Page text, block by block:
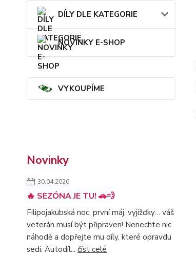
DÍLY DLE KATEGORIE
NOVINKY E-SHOP
VYKOUPÍME
Novinky
30.04.2026
🔥 SEZÓNA JE TU! 🚗💨
Filipojakubská noc, první máj, vyjížďky… váš
veterán musí být připraven! Nenechte nic
náhodě a dopřejte mu díly, které opravdu
sedí. Autodíl... číst celé